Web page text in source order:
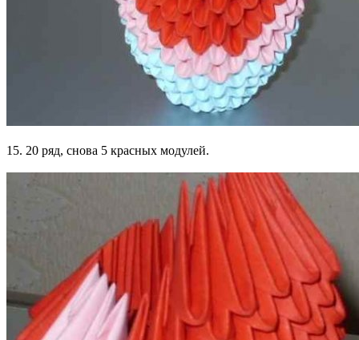
15. 20 ряд, снова 5 красных модулей.